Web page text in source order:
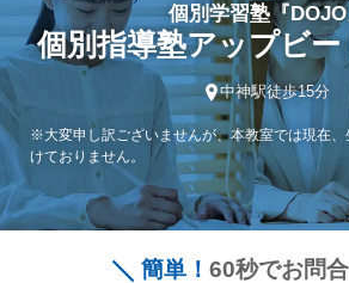
個別学習塾『DOJO
個別指導塾アップビー
中神駅徒歩15分
※大変申し訳ございませんが、本教室では現在
けておりません。
簡単！ 60秒でお問